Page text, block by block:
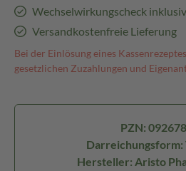
Wechselwirkungscheck
Versandkostenfreie Lieferung
Bei der Einlösung eines
gesetzlichen Zuzahlungen und
PZN:
Darreichungsform:
Hersteller: Aristo